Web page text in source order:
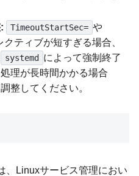
TimeoutStartSec= や
クティブが短すぎる場合、
systemd
によって強制終了
理が長時間かかる場合
整してください。
、Linuxサービス管理におい